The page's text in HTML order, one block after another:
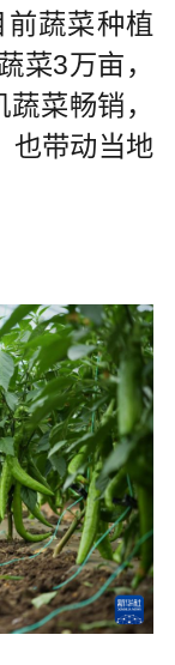
蔬菜种植
菜3万亩，
菜畅销，
也带动当地